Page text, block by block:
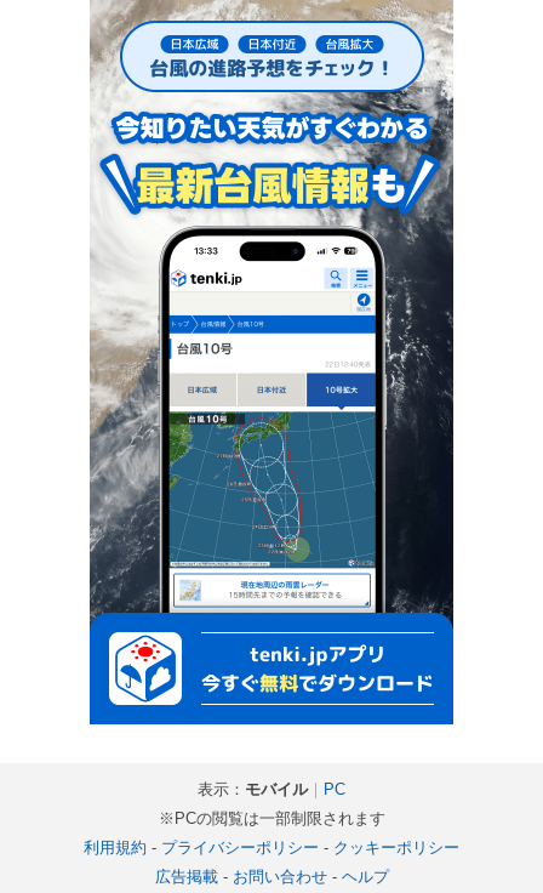
表示： モバイル｜ PC
※PCの閲覧は一部制限されます
利用規約 - プライバシーポリシー - クッキーポリシー
広告掲載- お問い合わせ- ヘルプ